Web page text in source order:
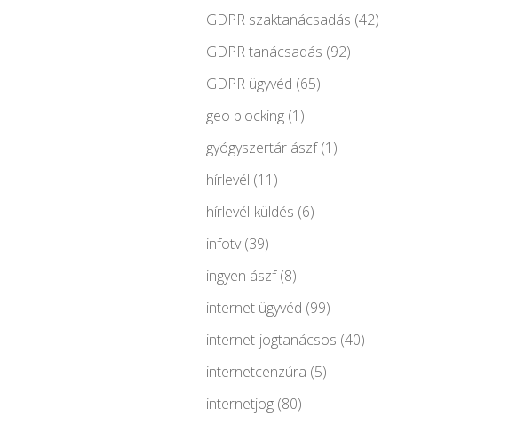
GDPR szaktanácsadás (42)
GDPR tanácsadás (92)
GDPR ügyvéd (65)
geo blocking(1)
gyógyszertár ászf(1)
hírlevél (11)
hírlevél-küldés (6)
infotv(39)
ingyen ászf(8)
internet ügyvéd (99)
internet-jogtanácsos (40)
internetcenzúra (5)
internetjog(80)